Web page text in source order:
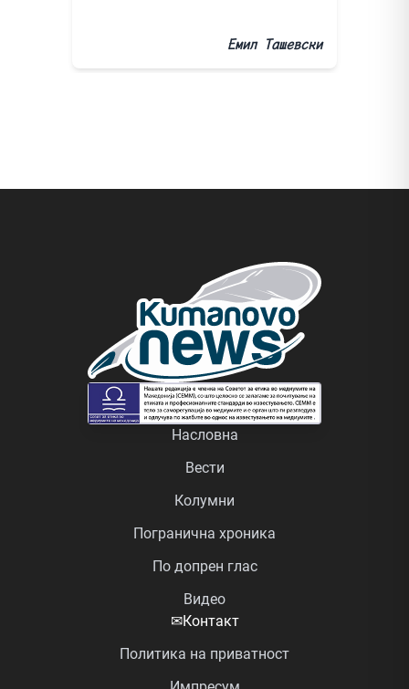
Емил Ташевски
Насловна
Вести
Колумни
Погранична хроника
По допрен глас
Видео
✉Контакт
Политика на приватност